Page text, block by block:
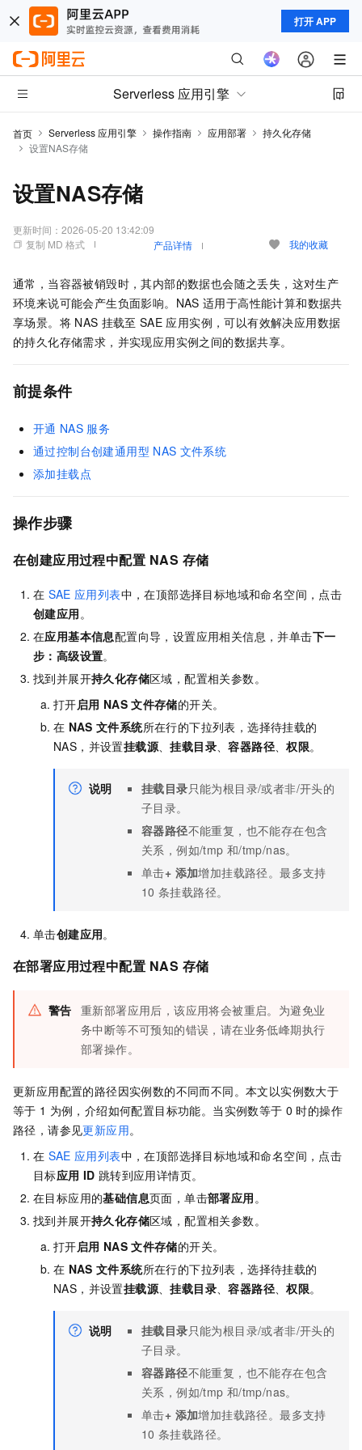
打开 APP
Serverless 应用引擎
首页 Serverless 应用引擎 操作指南 应用部署
持久化存储
设置NAS存储
设置NAS存储
更新时间： 2026-05-20 13:42:09
复制 MD 格式
产品详情 我的收藏
通常，当容器被销毁时，其内部的数据也会随之丢失，这对生产
环境来说可能会产生负面影响。NAS 适用于高性能计算和数据共
享场景。将 NAS 挂载至 SAE 应用实例，可以有效解决应用数据
的持久化存储需求，并实现应用实例之间的数据共享。
前提条件
开通 NAS 服务
通过控制台创建通用型 NAS 文件系统
添加挂载点
操作步骤
在创建应用过程中配置 NAS 存储
在 SAE 应用列表中，在顶部选择目标地域和命名空间，点击
创建应用 。
在应用基本信息配置向导，设置应用相关信息，并单击下一
步：高级设置。
找到并展开持久化存储区域，配置相关参数。
打开启用 NAS 文件存储的开关。
在 NAS 文件系统所在行的下拉列表，选择待挂载的
NAS，并设置挂载源 、挂载目录 、容器路径 、权限。
说明 挂载目录只能为根目录/或者非/开头的
子目录。
容器路径不能重复，也不能存在包含
关系，例如/tmp 和/tmp/nas。
单击+ 添加增加挂载路径。最多支持
10 条挂载路径。
单击创建应用。
在部署应用过程中配置 NAS 存储
警告 重新部署应用后，该应用将会被重启。为避免业
务中断等不可预知的错误，请在业务低峰期执行
部署操作。
更新应用配置的路径因实例数的不同而不同。本文以实例数大于
等于 1 为例，介绍如何配置目标功能。当实例数等于 0 时的操作
路径，请参见更新应用。
在 SAE 应用列表中，在顶部选择目标地域和命名空间，点击
目标应用 ID 跳转到应用详情页。
在目标应用的基础信息页面，单击部署应用 。
找到并展开持久化存储区域，配置相关参数。
打开启用 NAS 文件存储的开关。
在 NAS 文件系统所在行的下拉列表，选择待挂载的
NAS，并设置挂载源 、挂载目录 、容器路径 、权限。
说明 挂载目录只能为根目录/或者非/开头的
子目录。
容器路径不能重复，也不能存在包含
关系，例如/tmp 和/tmp/nas。
单击+ 添加增加挂载路径。最多支持
10 条挂载路径。